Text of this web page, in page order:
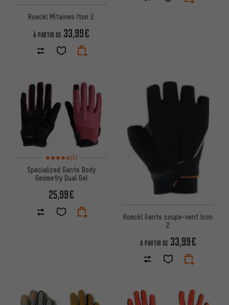
Roeckl Mitaines Iton 2
À PARTIR DE 33,99€
Note moyenne : 4,5 sur 5 d'après 3 avis
(3)
Specialized Gants Body
Geometry Dual Gel
25,99€
Roeckl Gants coupe-vent Icon
2
À PARTIR DE 33,99€